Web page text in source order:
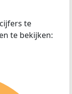
te
te bekijken: